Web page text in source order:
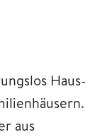
Haus-
aus